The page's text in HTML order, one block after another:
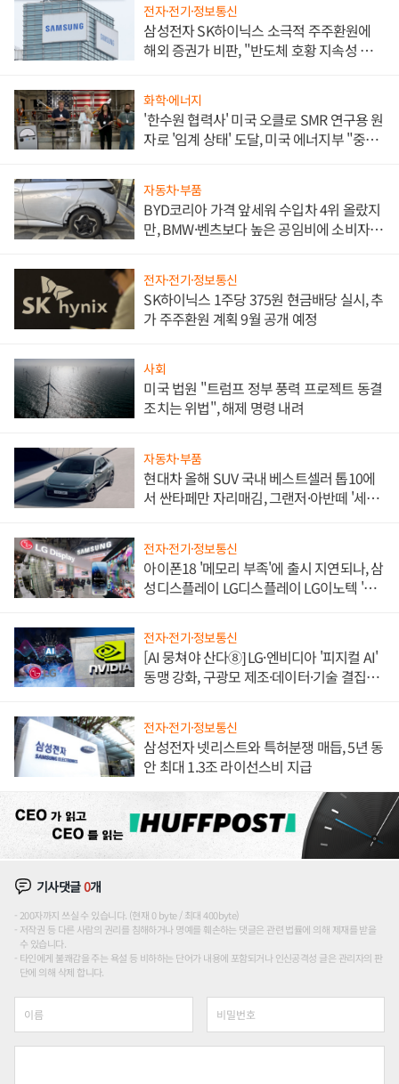
전자·전기·정보통신
삼성전자 SK하이닉스 소극적 주주환원에
해외 증권가 비판, "반도체 호황 지속성 의
화학·에너지
'한수원 협력사' 미국 오클로 SMR 연구용 원
자로 '임계 상태' 도달, 미국 에너지부 "중요
자동차·부품
BYD코리아 가격 앞세워 수입차 4위 올랐지
만, BMW·벤츠보다 높은 공임비에 소비자
전자·전기·정보통신
SK하이닉스 1주당 375원 현금배당 실시, 추
가 주주환원 계획 9월 공개 예정
사회
미국 법원 "트럼프 정부 풍력 프로젝트 동결
조치는 위법", 해제 명령 내려
자동차·부품
현대차 올해 SUV 국내 베스트셀러 톱10에
서 싼타페만 자리매김, 그랜저·아반떼 '세단
전자·전기·정보통신
아이폰18 '메모리 부족'에 출시 지연되나, 삼
성디스플레이 LG디스플레이 LG이노텍 '탈
전자·전기·정보통신
[AI 뭉쳐야 산다⑧] LG·엔비디아 '피지컬 AI'
동맹 강화, 구광모 제조·데이터·기술 결집
전자·전기·정보통신
삼성전자 넷리스트와 특허분쟁 매듭, 5년 동
안 최대 1.3조 라이선스비 지급
기사댓글0개
200자까지 쓰실 수 있습니다. (현재 0 byte / 최대 400byte)
저작권 등 다른 사람의 권리를 침해하거나 명예를 훼손하는 댓글은 관련 법률에 의해 제재를 받을
수 있습니다.
타인에게 불쾌감을 주는 욕설 등 비하하는 단어가 내용에 포함되거나 인신공격성 글은 관리자의 판
단에 의해 삭제 합니다.